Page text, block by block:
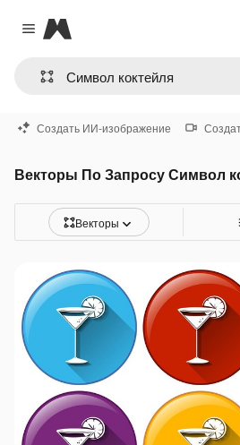
Close menu
Magnific
Создать ИИ-изображение
Векторы По Запросу Символ
Векторы